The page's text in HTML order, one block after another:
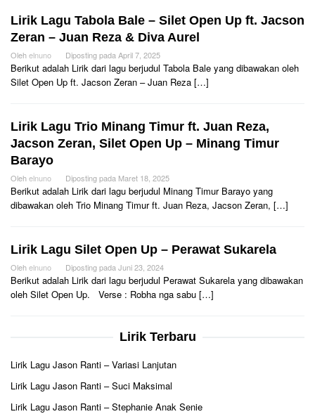
Lirik Lagu Tabola Bale – Silet Open Up ft. Jacson
Zeran – Juan Reza & Diva Aurel
Olehelnuno Diposting pada April 7, 2025
Berikut adalah Lirik dari lagu berjudul Tabola Bale yang dibawakan oleh
Silet Open Up ft. Jacson Zeran – Juan Reza […]
Lirik Lagu Trio Minang Timur ft. Juan Reza,
Jacson Zeran, Silet Open Up – Minang Timur
Barayo
Olehelnuno Diposting pada Maret 18, 2025
Berikut adalah Lirik dari lagu berjudul Minang Timur Barayo yang
dibawakan oleh Trio Minang Timur ft. Juan Reza, Jacson Zeran, […]
Lirik Lagu Silet Open Up – Perawat Sukarela
Olehelnuno Diposting pada Juni 23, 2024
Berikut adalah Lirik dari lagu berjudul Perawat Sukarela yang dibawakan
oleh Silet Open Up. Verse : Robha nga sabu […]
Lirik Terbaru
Lirik Lagu Jason Ranti – Variasi Lanjutan
Lirik Lagu Jason Ranti – Suci Maksimal
Lirik Lagu Jason Ranti – Stephanie Anak Senie